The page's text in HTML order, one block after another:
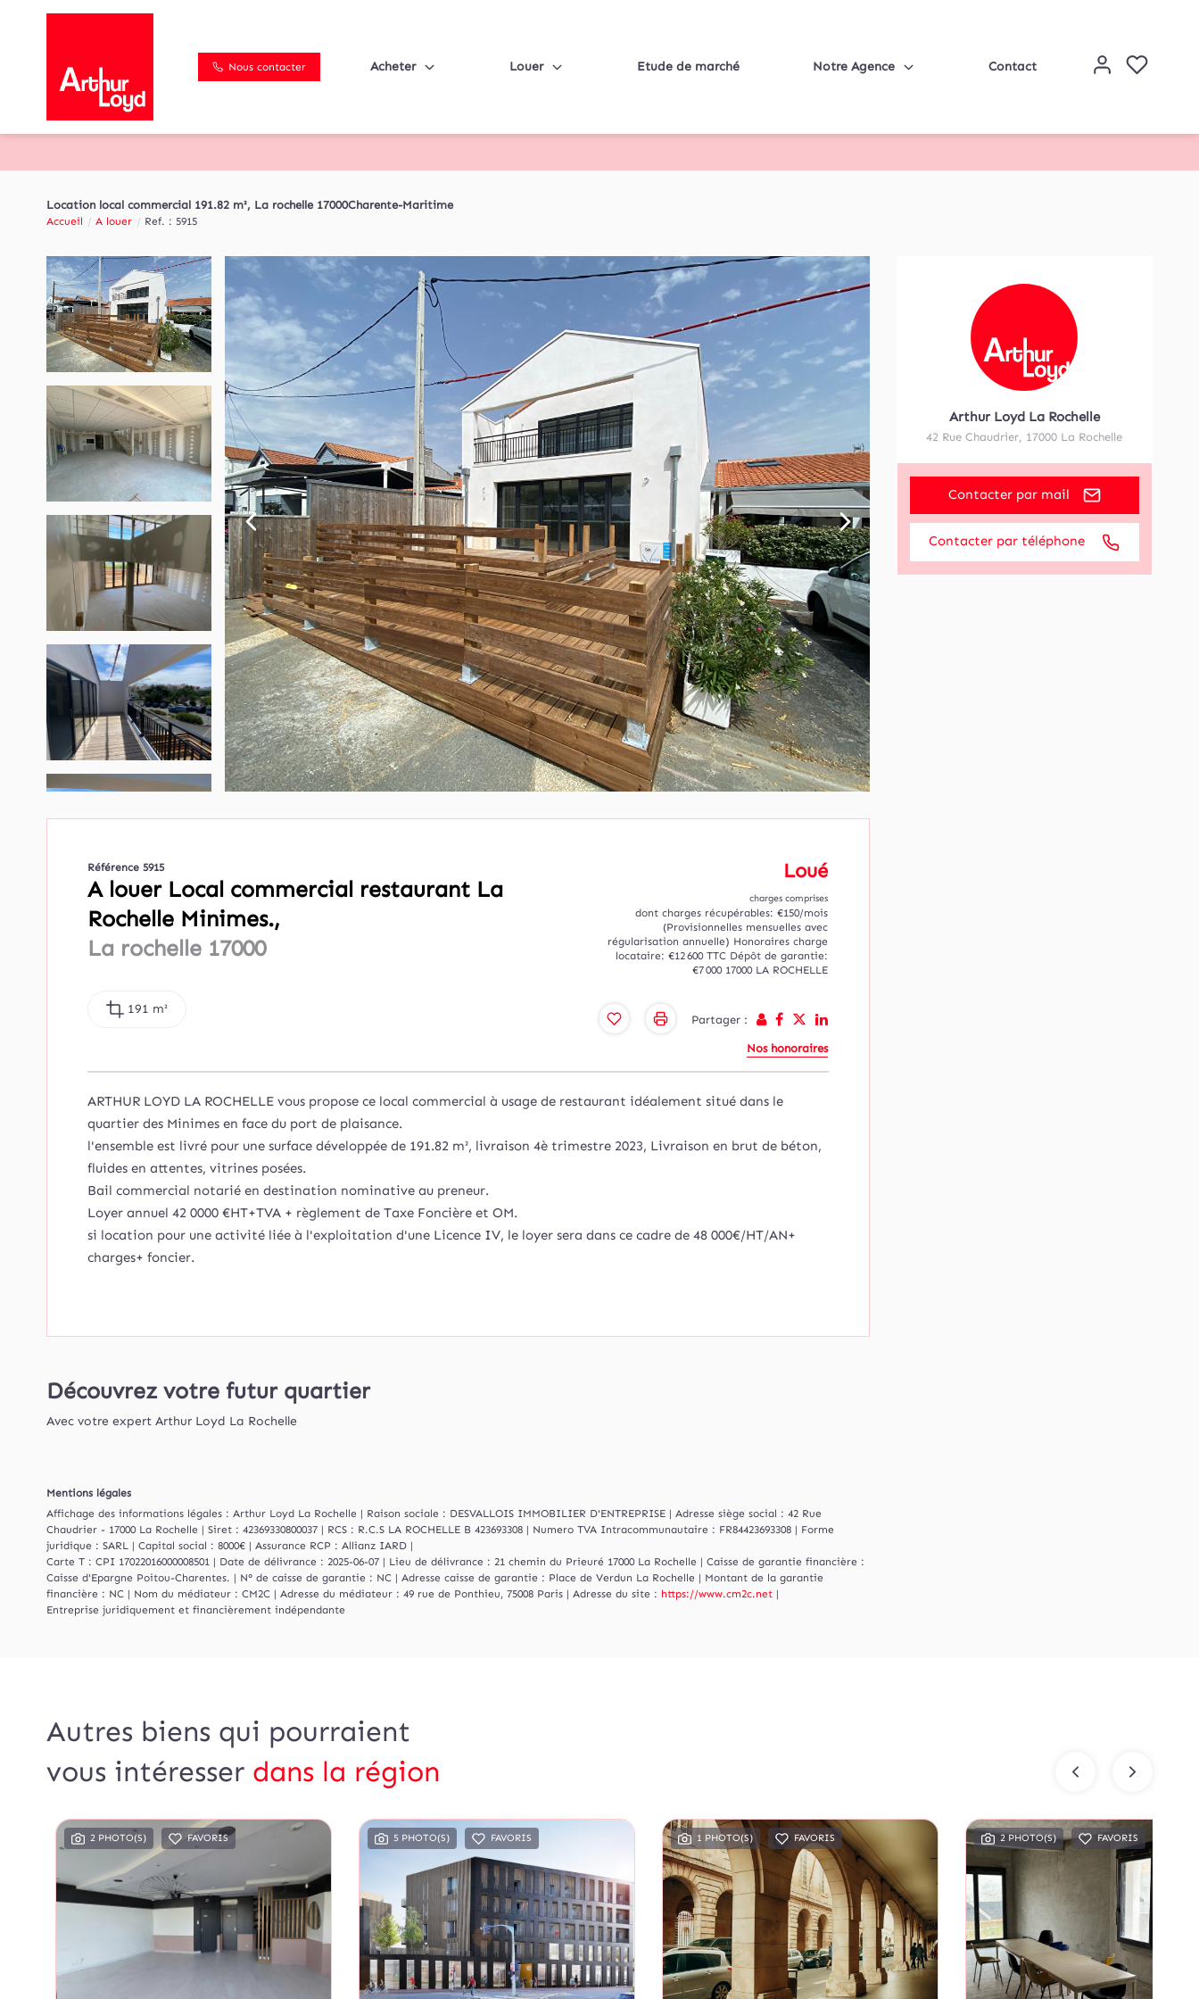
Nous contacter Acheter Louer Etude de marché Notre Agence Contact
Location local commercial 191.82 m², La rochelle 17000Charente-Maritime
Accueil A louer Ref. : 5915
Référence 5915
A louer Local commercial restaurant La
Rochelle Minimes.,
La rochelle 17000
191 m²
Loué
charges comprises
dont charges récupérables: €150/mois
(Provisionnelles mensuelles avec
régularisation annuelle) Honoraires charge
locataire: €12 600 TTC Dépôt de garantie:
€7 000 17000 LA ROCHELLE
Partager :
Nos honoraires
ARTHUR LOYD LA ROCHELLE vous propose ce local commercial à usage de restaurant idéalement situé dans le
quartier des Minimes en face du port de plaisance.
l'ensemble est livré pour une surface développée de 191.82 m², livraison 4è trimestre 2023, Livraison en brut de béton,
fluides en attentes, vitrines posées.
Bail commercial notarié en destination nominative au preneur.
Loyer annuel 42 0000 €HT+TVA + règlement de Taxe Foncière et OM.
si location pour une activité liée à l'exploitation d'une Licence IV, le loyer sera dans ce cadre de 48 000€/HT/AN+
charges+ foncier.
Découvrez votre futur quartier
Avec votre expert Arthur Loyd La Rochelle
Arthur Loyd La Rochelle
42 Rue Chaudrier, 17000 La Rochelle
Contacter par mail
Contacter par téléphone
Mentions légales
Affichage des informations légales : Arthur Loyd La Rochelle | Raison sociale : DESVALLOIS IMMOBILIER D'ENTREPRISE | Adresse siège social : 42 Rue
Chaudrier - 17000 La Rochelle | Siret : 42369330800037 | RCS : R.C.S LA ROCHELLE B 423693308 | Numero TVA Intracommunautaire : FR84423693308 | Forme
juridique : SARL | Capital social : 8000€ | Assurance RCP : Allianz IARD |
Carte T : CPI 17022016000008501 | Date de délivrance : 2025-06-07 | Lieu de délivrance : 21 chemin du Prieuré 17000 La Rochelle | Caisse de garantie financière :
Caisse d'Epargne Poitou-Charentes. | N° de caisse de garantie : NC | Adresse caisse de garantie : Place de Verdun La Rochelle | Montant de la garantie
financière : NC | Nom du médiateur : CM2C | Adresse du médiateur : 49 rue de Ponthieu, 75008 Paris | Adresse du site : https://www.cm2c.net |
Entreprise juridiquement et financièrement indépendante
Autres biens qui pourraient
vous intéresser dans la région
2 PHOTO(S) FAVORIS 5 PHOTO(S) FAVORIS 1 PHOTO(S) FAVORIS 2 PHOTO(S) FAVORIS